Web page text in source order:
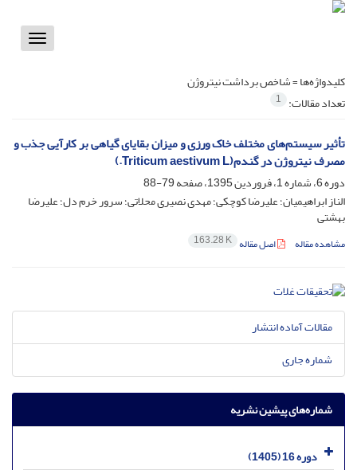
Toggle
کلیدواژه‌ها =شاخص برداشت نیتروژن
تعداد مقالات: 1
تأثیر سیستم‌های مختلف خاک ورزی و میزان بقایای گیاهی بر کارآیی جذب و
مصرف نیتروژن در گندم(Triticum aestivum L.)
دوره 6، شماره 1، فروردین 1395، صفحه
79-88
الناز ابراهیمیان؛ علیرضا کوچکی؛ مهدی نصیری محلاتی؛ سرور خرم دل؛ علیرضا
بهشتی
مشاهده مقاله اصل مقاله 163.28 K
مقالات آماده انتشار
شماره جاری
شماره‌های پیشین نشریه
دوره 16 (1405)